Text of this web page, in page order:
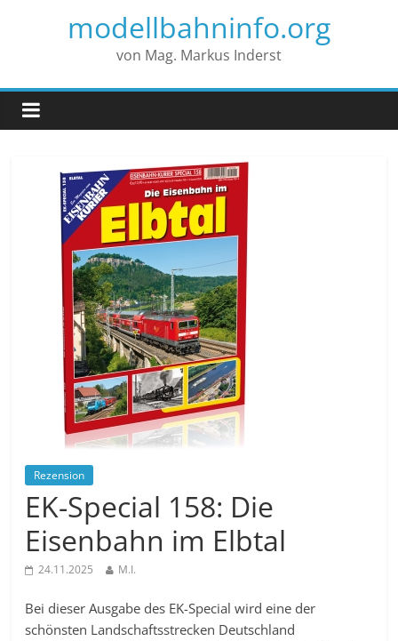
modellbahninfo.org
von Mag. Markus Inderst
Rezension
EK-Special 158: Die
Eisenbahn im Elbtal
24.11.2025 M.I.
Bei dieser Ausgabe des EK-Special wird eine der
schönsten Landschaftsstrecken Deutschland